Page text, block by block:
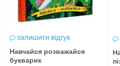
залишити відгук
Навчайся розважайся
букварик